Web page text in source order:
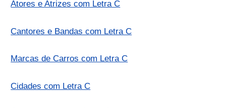
Atores e Atrizes com Letra C
Cantores e Bandas com Letra C
Marcas de Carros com Letra C
Cidades com Letra C